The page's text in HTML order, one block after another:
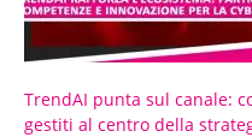
TrendAI punta sul canale:
gestiti al centro della